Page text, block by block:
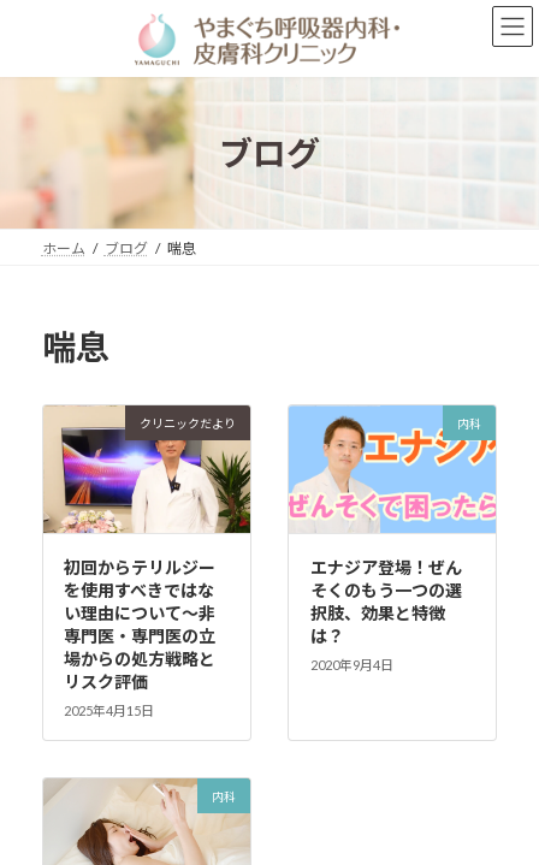
ン
プ
ー
動
ブログ
ホーム ブログ 喘息
喘息
クリニックだより
初回からテリルジー
を使用すべきではな
い理由について～非
専門医・専門医の立
場からの処方戦略と
リスク評価
2025年4月15日
内科
エナジア登場！ぜん
そくのもう一つの選
択肢、効果と特徴
は？
2020年9月4日
内科